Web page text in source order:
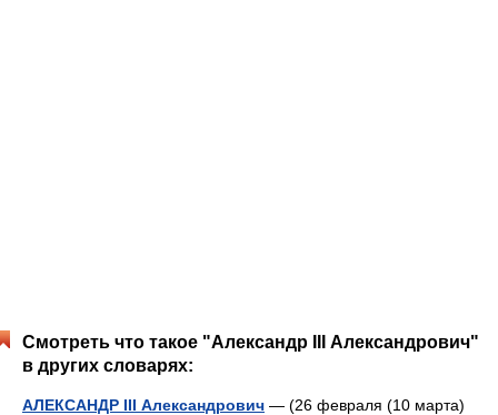
Смотреть что такое "Александр III Александрович"
в других словарях:
АЛЕКСАНДР III Александрович — (26 февраля (10 марта)